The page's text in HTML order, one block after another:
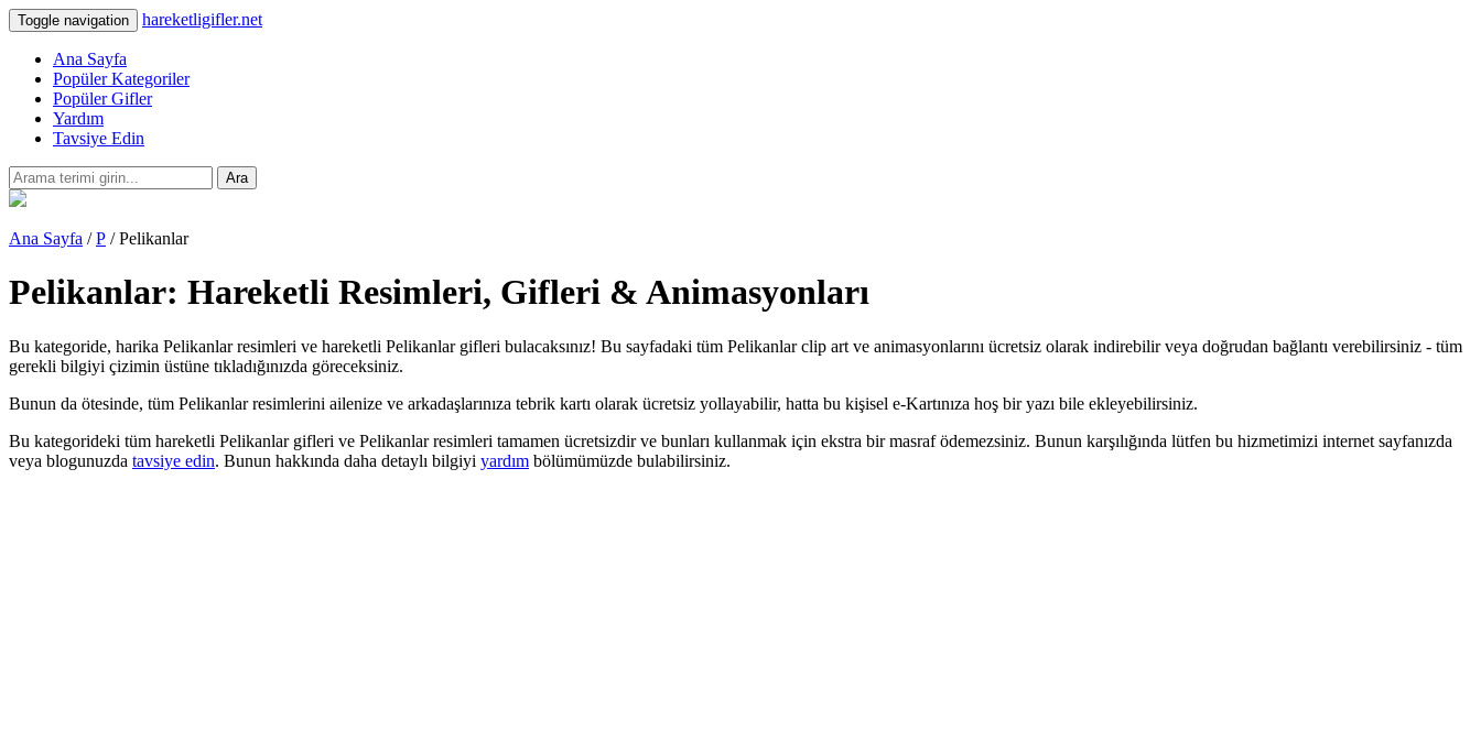
Toggle navigation hareketligifler.net
Ana Sayfa
Popüler Kategoriler
Popüler Gifler
Yardım
Tavsiye Edin
Ara
Ana Sayfa /P / Pelikanlar
Pelikanlar: Hareketli Resimleri, Gifleri & Animasyonları
Bu kategoride, harika Pelikanlar resimleri ve hareketli Pelikanlar gifleri bulacaksınız! Bu sayfadaki tüm Pelikanlar clip art ve animasyonlarını ücretsiz olarak indirebilir veya doğrudan bağlantı verebilirsiniz - tüm
gerekli bilgiyi çizimin üstüne tıkladığınızda göreceksiniz.
Bunun da ötesinde, tüm Pelikanlar resimlerini ailenize ve arkadaşlarınıza tebrik kartı olarak ücretsiz yollayabilir, hatta bu kişisel e-Kartınıza hoş bir yazı bile ekleyebilirsiniz.
Bu kategorideki tüm hareketli Pelikanlar gifleri ve Pelikanlar resimleri tamamen ücretsizdir ve bunları kullanmak için ekstra bir masraf ödemezsiniz. Bunun karşılığında lütfen bu hizmetimizi internet sayfanızda
veya blogunuzda tavsiye edin. Bunun hakkında daha detaylı bilgiyi yardım bölümümüzde bulabilirsiniz.